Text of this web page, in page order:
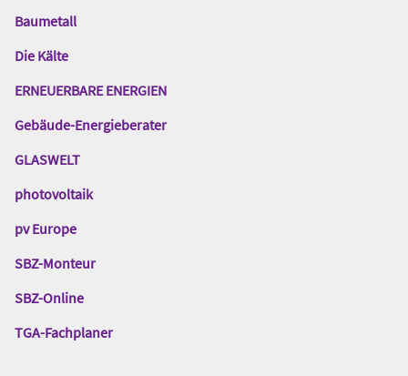
Das
Gentner
Baumetall
Die Kälte
ERNEUERBARE ENERGIEN
Gebäude-Energieberater
GLASWELT
photovoltaik
pv Europe
SBZ-Monteur
SBZ-Online
TGA-Fachplaner